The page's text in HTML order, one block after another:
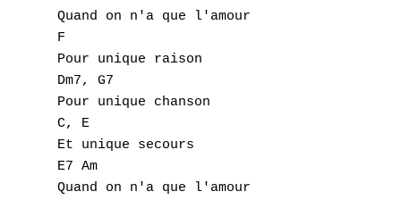
Quand on n'a que l'amour
F
Pour unique raison
Dm7, G7
Pour unique chanson
C, E
Et unique secours
E7 Am
Quand on n'a que l'amour
B